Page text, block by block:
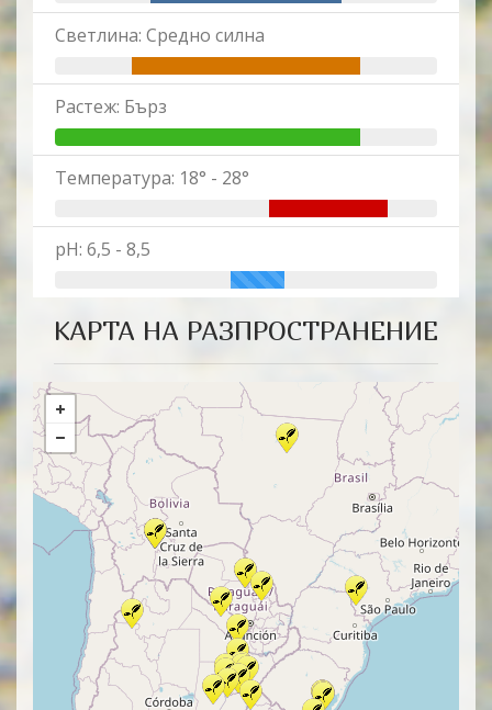
Светлина: Средно силна
Растеж: Бърз
Температура: 18° - 28°
pH: 6,5 - 8,5
КАРТА НА РАЗПРОСТРАНЕНИЕ